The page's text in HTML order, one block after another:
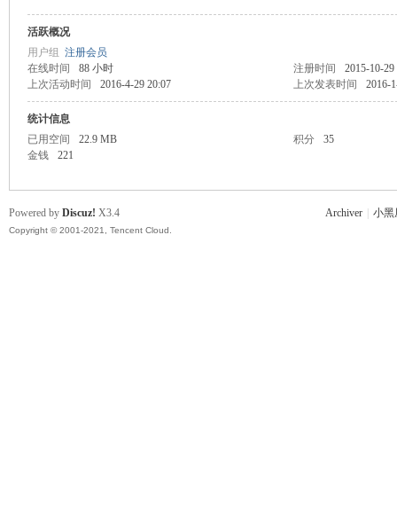
活跃概况
用户组 注册会员
在线时间
88 小时 注册时间
2015-10-29
上次活动时间
2016-4-29 20:07 上次发表时间 2016-
统计信息
已用空间
22.9 MB 积分
35
金钱
221
Archiver 小黑
Powered by Discuz! X3.4
Copyright © 2001-2021, Tencent Cloud.